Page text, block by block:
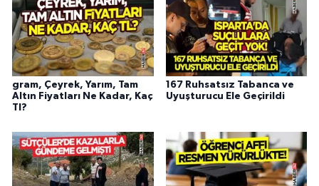
gram, Çeyrek, Yarım, Tam
Altın Fiyatları Ne Kadar, Kaç
Tl?
167 Ruhsatsız Tabanca ve
Uyuşturucu Ele Geçirildi